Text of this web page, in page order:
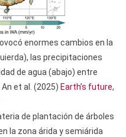
enormes cambios en la
las precipitaciones
de agua (abajo) entre
et al. (2025) Earth’s future,
de plantación de árboles
la zona árida y semiárida